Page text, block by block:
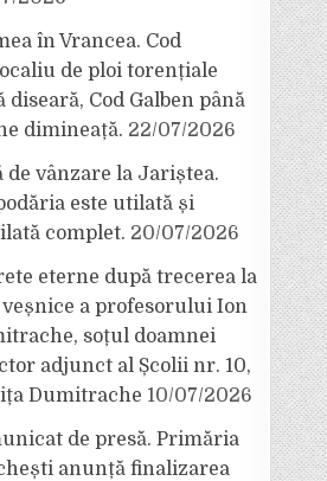
în Vrancea. Cod
de ploi torențiale
diseară, Cod Galben până
dimineață. 22/07/2026
de vânzare la Jariștea.
este utilată și
complet. 20/07/2026
eterne după trecerea la
veșnice a profesorului Ion
soțul doamnei
adjunct al Școlii nr. 10,
Dumitrache 10/07/2026
de presă. Primăria
anunță finalizarea